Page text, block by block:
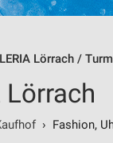
Lörrach /
Lörrach
› Fashion,